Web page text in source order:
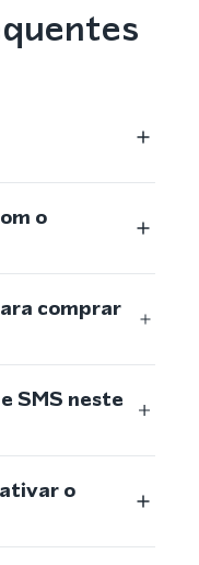
o
comprar
SMS neste
o